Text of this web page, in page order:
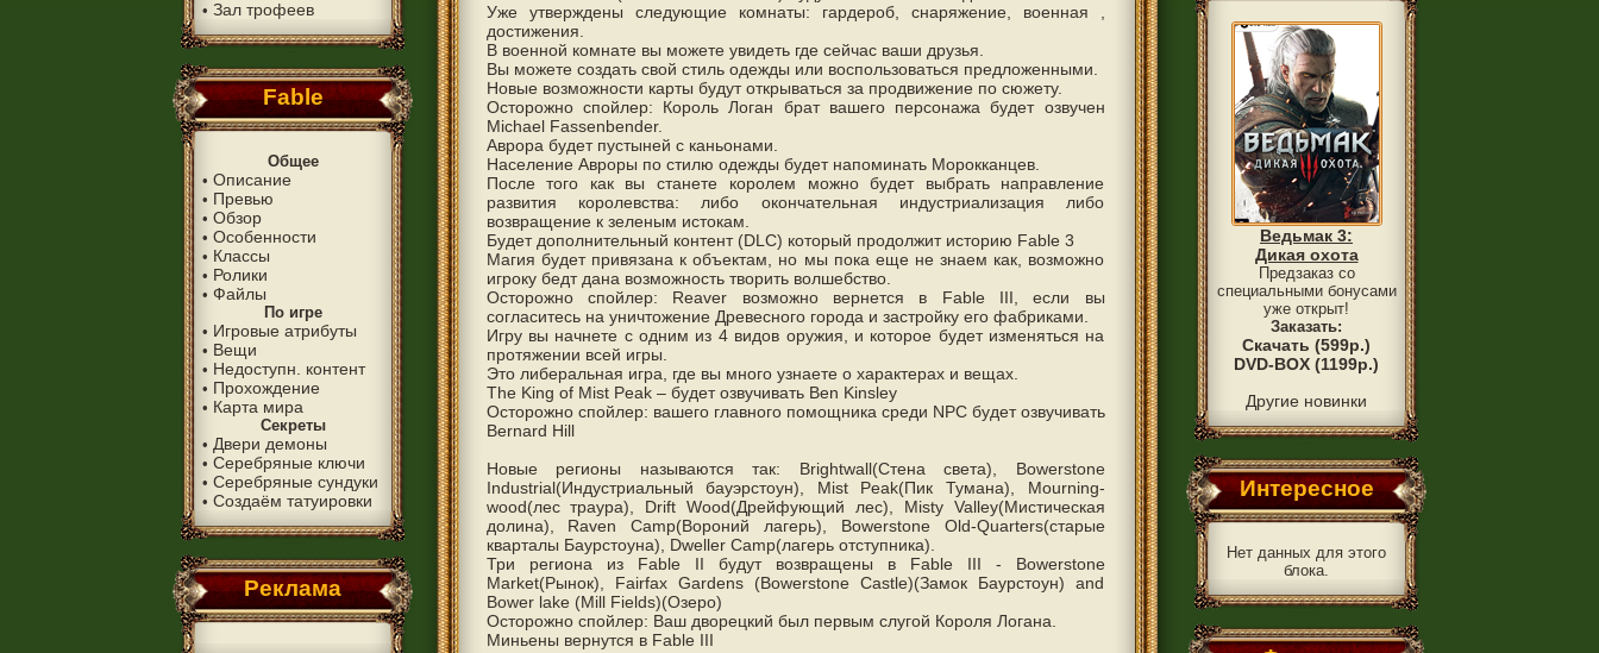
• Зал трофеев
Fable
Общее
• Описание
• Превью
• Обзор
• Особенности
• Классы
• Ролики
• Файлы
По игре
• Игровые атрибуты
• Вещи
• Недоступн. контент
• Прохождение
• Карта мира
Секреты
• Двери демоны
• Серебряные ключи
• Серебряные сундуки
• Создаём татуировки
Реклама
Уже утверждены следующие комнаты: гардероб, снаряжение, военная ,
достижения.
В военной комнате вы можете увидеть где сейчас ваши друзья.
Вы можете создать свой стиль одежды или воспользоваться предложенными.
Новые возможности карты будут открываться за продвижение по сюжету.
Осторожно спойлер: Король Логан брат вашего персонажа будет озвучен
Michael Fassenbender.
Аврора будет пустыней с каньонами.
Население Авроры по стилю одежды будет напоминать Морокканцев.
После того как вы станете королем можно будет выбрать направление
развития королевства: либо окончательная индустриализация либо
возвращение к зеленым истокам.
Будет дополнительный контент (DLC) который продолжит историю Fable 3
Магия будет привязана к объектам, но мы пока еще не знаем как, возможно
игроку бедт дана возможность творить волшебство.
Осторожно спойлер: Reaver возможно вернется в Fable III, если вы
согласитесь на уничтожение Древесного города и застройку его фабриками.
Игру вы начнете с одним из 4 видов оружия, и которое будет изменяться на
протяжении всей игры.
Это либеральная игра, где вы много узнаете о характерах и вещах.
The King of Mist Peak – будет озвучивать Ben Kinsley
Осторожно спойлер: вашего главного помощника среди NPC будет озвучивать
Bernard Hill
Новые регионы называются так: Brightwall(Стена света), Bowerstone
Industrial(Индустриальный бауэрстоун), Mist Peak(Пик Тумана), Mourning-
wood(лес траура), Drift Wood(Дрейфующий лес), Misty Valley(Мистическая
долина), Raven Camp(Вороний лагерь), Bowerstone Old-Quarters(старые
кварталы Баурстоуна), Dweller Camp(лагерь отступника).
Три региона из Fable II будут возвращены в Fable III - Bowerstone
Market(Рынок), Fairfax Gardens (Bowerstone Castle)(Замок Баурстоун) and
Bower lake (Mill Fields)(Озеро)
Осторожно спойлер: Ваш дворецкий был первым слугой Короля Логана.
Миньены вернутся в Fable III
Ведьмак 3:
Дикая охота
Предзаказ со
специальными бонусами
уже открыт!
Заказать:
Скачать (599р.)
DVD-BOX (1199р.)
Другие новинки
Интересное
Нет данных для этого
блока.